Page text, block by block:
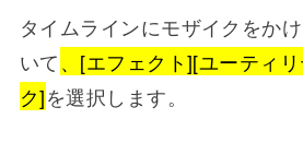
タイムラインにモザイクをか
いて、[エフェクト][ユーティ
ク]を選択します。